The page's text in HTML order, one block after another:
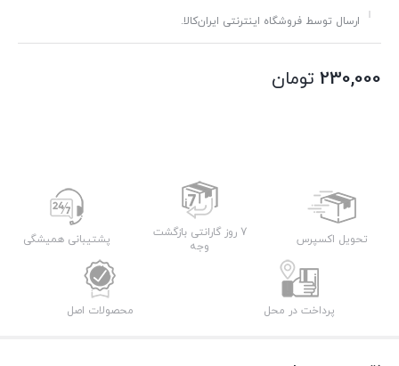
ارسال توسط فروشگاه اینترنتی ایران‌کالا.
230,000 تومان
تحویل اکسپرس
7 روز گارانتی بازگشت
وجه
پشتیبانی همیشگی
پرداخت در محل محصولات اصل